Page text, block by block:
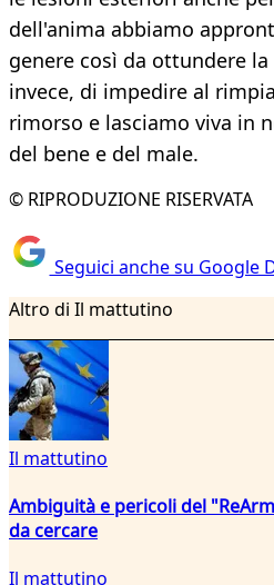
dell'anima abbiamo
genere così da ottundere la
invece, di impedire al
rimorso e lasciamo viva in
del bene e del male.
© RIPRODUZIONE RISERVATA
Seguici anche su Google
Altro di Il mattutino
Il mattutino
Ambiguità e pericoli del
da cercare
Il mattutino